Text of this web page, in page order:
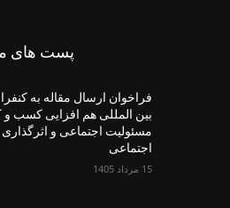
پست های
فراخوان ارسال مقاله به
بین المللی هم افزایی کسب و
مسئولیت اجتماعی و اثرگذاری
اجتماعی
15 مرداد 1405